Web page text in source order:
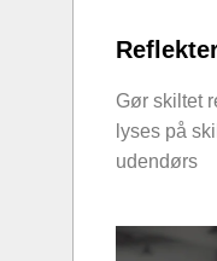
Gør skiltet
lyses på
udendørs